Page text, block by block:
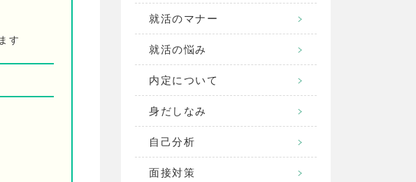
す
就活のマナー
就活の悩み
内定について
身だしなみ
自己分析
面接対策